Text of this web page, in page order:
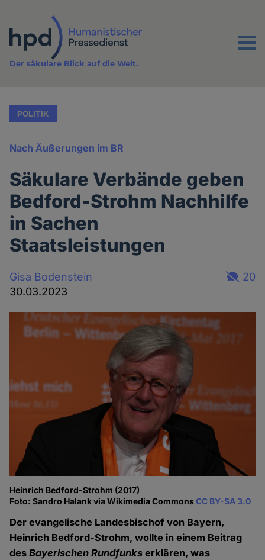
Inhalt
Menu
Der säkulare Blick auf die Welt.
POLITIK
Nach Äußerungen im BR
Säkulare Verbände geben
Bedford-Strohm Nachhilfe
in Sachen
Staatsleistungen
Gisa Bodenstein
30.03.2023
20
Heinrich Bedford-Strohm (2017)
Foto: Sandro Halank via Wikimedia CommonsCC BY-SA 3.0
Der evangelische Landesbischof von Bayern,
Heinrich Bedford-Strohm, wollte in einem Beitrag
desBayerischen Rundfunks erklären, was